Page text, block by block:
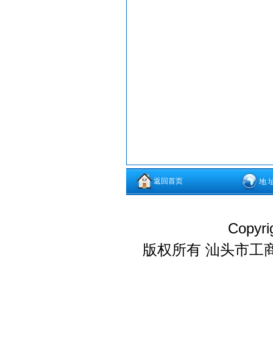
返回首页 地
版权所有 汕头市工